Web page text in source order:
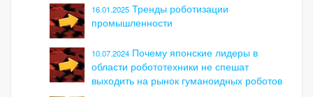
16.01.2025 Тренды роботизации
промышленности
10.07.2024 Почему японские лидеры в
области робототехники не спешат
выходить на рынок гуманоидных роботов